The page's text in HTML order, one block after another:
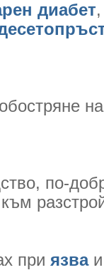
диабет
по-
при язва